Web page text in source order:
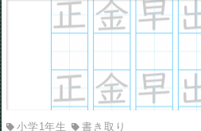
小学1年生 書き取り